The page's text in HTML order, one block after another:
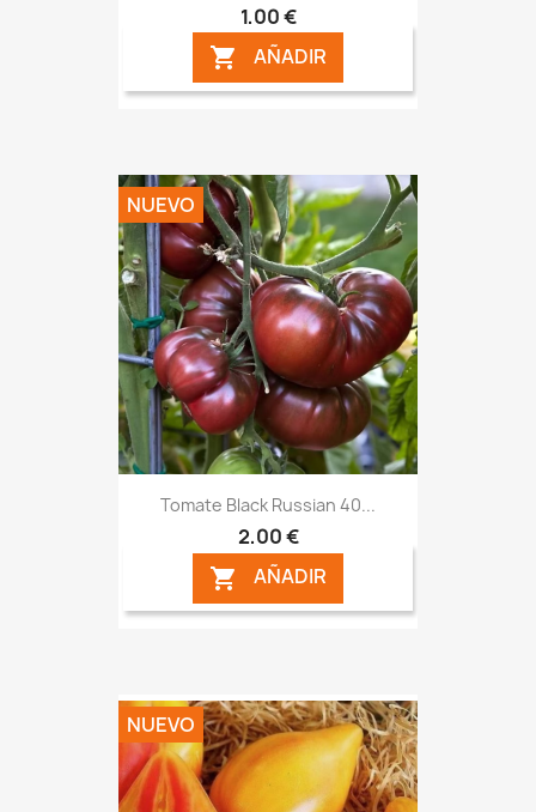
1,00 €
 AÑADIR
Tomate Black Russian 40...
2,00 €
 AÑADIR
NUEVO
NUEVO